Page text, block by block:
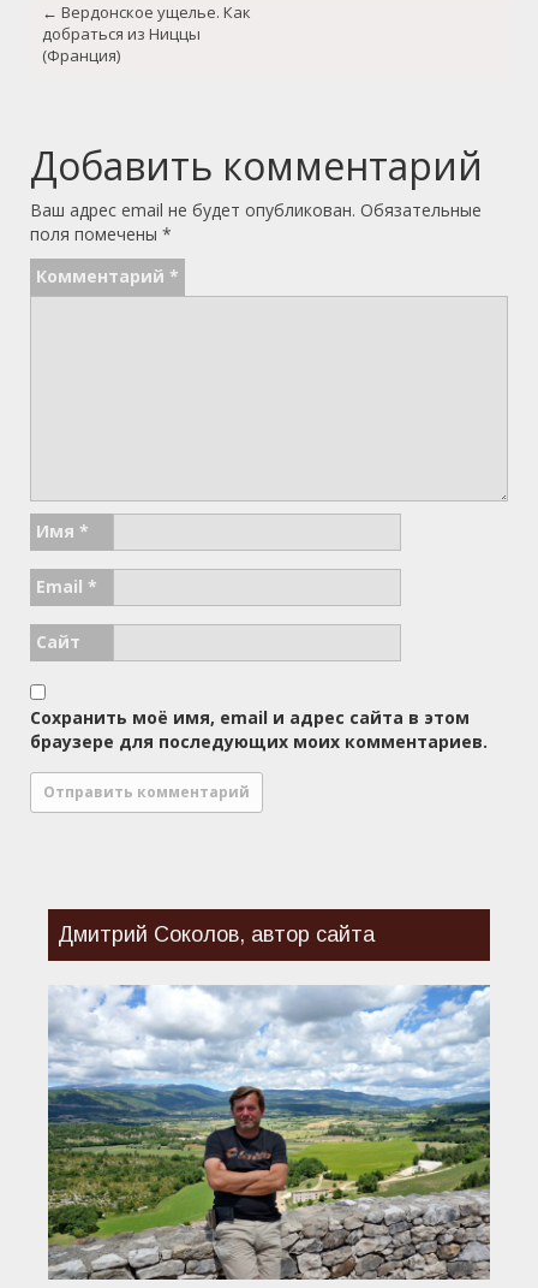
navigation
← Вердонское ущелье. Как
добраться из Ниццы
(Франция)
Добавить комментарий
Ваш адрес email не будет опубликован. Обязательные
поля помечены *
Комментарий *
Имя *
Email *
Сайт
Сохранить моё имя, email и адрес сайта в этом
браузере для последующих моих комментариев.
Дмитрий Соколов, автор сайта